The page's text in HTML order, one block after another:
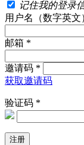
记住我的登录
用户名（数字英文
邮箱 *
邀请码 *
获取邀请码
验证码 *